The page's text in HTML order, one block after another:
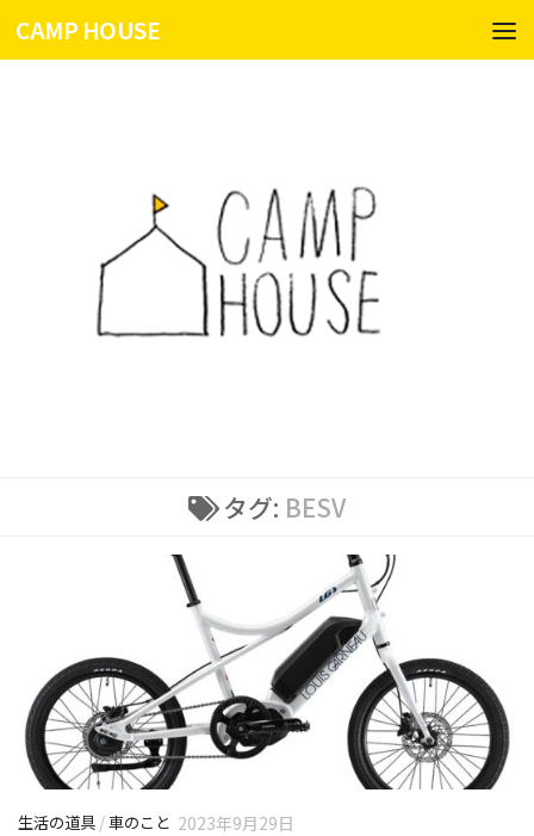
コンテンツへスキップ
CAMP HOUSE
タグ: BESV
生活の道具 /車のこと 2023年9月29日